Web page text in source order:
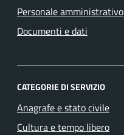
Personale amministrativo
Documenti e dati
CATEGORIE DI SERVIZIO
Anagrafe e stato civile
Cultura e tempo libero